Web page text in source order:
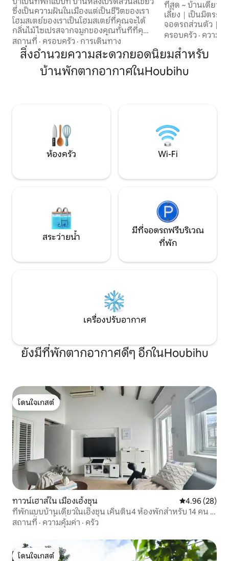
กับพื้นที่กลางแจ้งส่วนตัวNeighborhood
Lake, Baisha Bay, Kai Sheng.
ซึ่งเป็นความฝันในเมืองแต่เป็นชีวิตของเรา
โฮมสเตย์ของเราเป็นโฮมสเตย์ที่คุณจะได้
กลิ่นไม้ไซเปรสจากจมูกของคุณทันทีที่คุณ
เข้าประตูเพราะด้านหลังถูกตั้งค่าเป็นไม้ไซ
เปรสเต็มแหล่งที่มาคือวัสดุก่อสร้างของบ้าน
เก่าแหล่งที่มามาจากบ้านเก่าและหลังจาก
นั้นก็ถูกรื้อถอนมันถูกโอนไปให้เราและให้
และตอนเย็นยังคงเป็นเอกสิทธิ์ของผู้เข้าพัก
ของโฮมสเตย์ มีโต๊ะยาวและโต๊ะเล็กๆในร้าน
คุณสามารถนั่งได้อย่างอิสระในช่วงบ่ายชิม
น้ำแข็งหยกจากธรรมชาติทั้งหมดของเรา
คืนเป่าลมเย็นและพูดคุยกับไฟเล็กๆน้อยๆ
หลังคาชั้นบนเป็นเตียงคู่ชั้นล่างเป็นเตียง
เดี่ยว 2 เตียง (มีขนาดใหญ่ขึ้น) ห้องละ 1
ห้องและมีผู้เข้าพักเพียงกลุ่มเดียวต่อครั้ง
และสามารถใช้พื้นที่กลางแจ้งได้ [การเข้าถึง
คอนเทนเนอร์ที่ขายหยกรักไม่ควรเข้ามา
จากที่พักภายในเวลา 22.00 น. ข้อควรทราบ
กรุณานำผ้าขนหนูและของใช้ในห้องน้ำมา
ด้วยไม่มีผ้าขนหนูมีแชมพู/เจลบำรุงผิวให้
ปิดเครื่องปรับอากาศ/พลังงานเมื่อคุณออก
จากห้อง
สถานที่ · ครอบครัว · การเดินทาง
พิพิธภัณฑ์สัตว์ทะเ
ที่สุด ~ บ้านเดี่ยว
เลี้ยง｜เป็นมิตรกั
จอดรถส่วนตัว｜เ
｜เดิน 7 นาทีถึงพิ
จักรยานฟรี｜เช่า
อันจู ยินดีต้อนรับสู่กระท่อมสไตล์โต้คลื่น
ส่วนตัว และบ้านต้
สถานที่ที่เหมาะสำ
ต่างๆ แน่นอนว่าคุ
หรือปิกนิกได้เช่นกัน! ตอนเช้า
เวลา 15 นาทีเพื่อขึ้
สามารถเดินหรือปั่
วานหรือขึ่งพื้นที่เล่
พิพิธภัณฑ์ศิลปะกัน
กับบรรยากาศทาง
และชายฝั่งตะวัน
สวยงามของพระอา
นกลางคื - มีเสียง
ครอบครัว · ความคุ้
สิ่งอำนวยความสะดวกยอดนิยมสำหรับ
บ้านพักตากอากาศในHoubihu
ห้องครัว Wi-Fi
สระว่ายน้ำ
มีที่จอดรถฟรีบริเวณ
ที่พัก
เครื่องปรับอากาศ
ยังมีที่พักตากอากาศดีๆ อีกในHoubihu
โดนใจเกสต์
โดนใจเกสต์
ทาวน์เฮาส์ใน เมืองเฮ้งชุน คะแนนเฉลี่ย
4.96 (28)
ที่พักแบบบ้านเดี่ยวในเฮิ่งชุน เคิ่นติน4 ห้องพักสำหรับ 14 คน |
บ้านเดี่ยว | พื้นที่บาร์บีคิว + ห้องครัวเต็มรูปแบบ + ไพ่นก
กระจอก | เหมาะสำหรับครอบครัว
สถานที่ · ความคุ้มค่า · ครัว
โดนใจเกสต์